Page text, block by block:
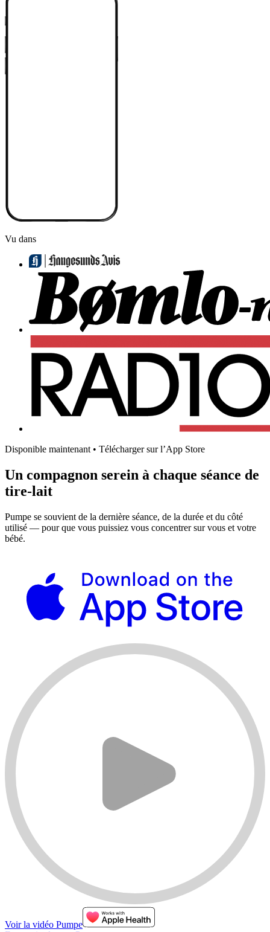
Vu dans
Disponible maintenant • Télécharger sur l’App Store
Un compagnon serein à chaque séance de
tire-lait
Pumpe se souvient de la dernière séance, de la durée et du côté
utilisé — pour que vous puissiez vous concentrer sur vous et votre
bébé.
Voir la vidéo Pumpe